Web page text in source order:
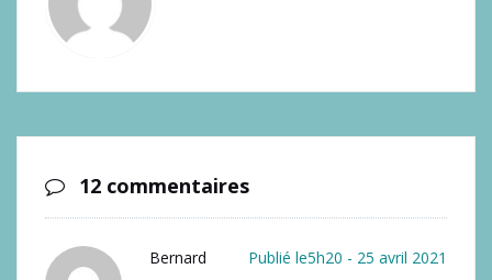
12 commentaires
Bernard Publié le5h20 - 25 avril 2021